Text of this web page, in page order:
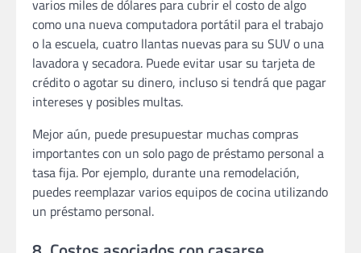
varios miles de dólares para cubrir el costo de algo
como una nueva computadora portátil para el trabajo
o la escuela, cuatro llantas nuevas para su SUV o una
lavadora y secadora. Puede evitar usar su tarjeta de
crédito o agotar su dinero, incluso si tendrá que pagar
intereses y posibles multas.
Mejor aún, puede presupuestar muchas compras
importantes con un solo pago de préstamo personal a
tasa fija. Por ejemplo, durante una remodelación,
puedes reemplazar varios equipos de cocina utilizando
un préstamo personal.